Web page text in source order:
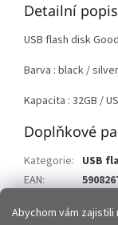
Abychom vám
Detailní
USB flash disk
Barva : black /
Kapacita : 32GB /
Doplňkové
Kategorie: USB
EAN: